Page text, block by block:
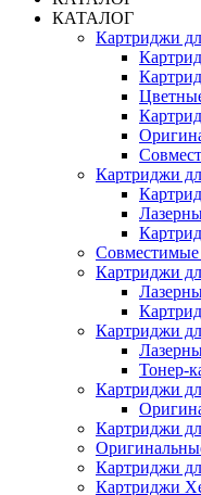
КАТАЛОГ
Картриджи
Картриджи
Картриджи
Картриджи
Тонер-
Картриджи
Картриджи
Картриджи
Картриджи